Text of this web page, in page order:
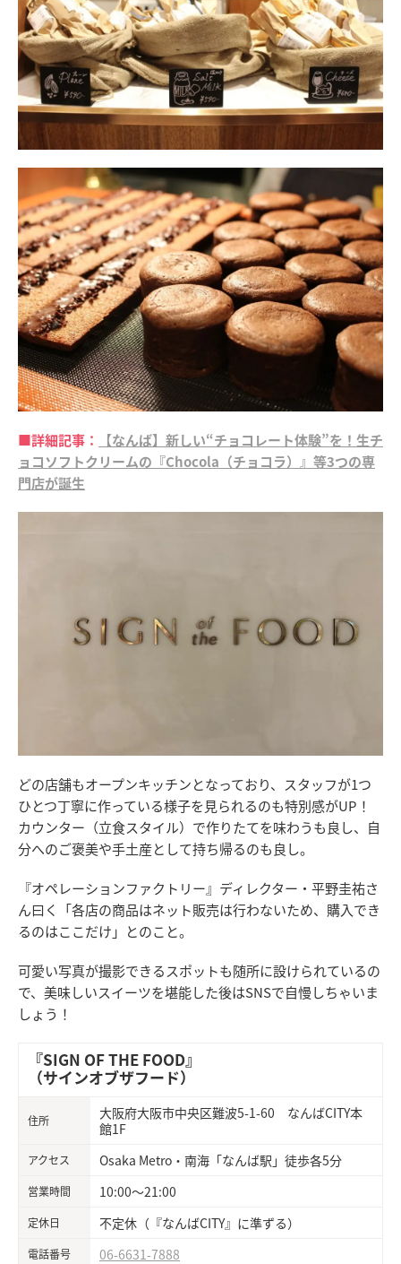
■詳細記事：
【なんば】新しい“チョコレート体験”を！生チ
ョコソフトクリームの『Chocola（チョコラ）』等3つの専
門店が誕生
どの店舗もオープンキッチンとなっており、スタッフが1つ
ひとつ丁寧に作っている様子を見られるのも特別感がUP！
カウンター（立食スタイル）で作りたてを味わうも良し、自
分へのご褒美や手土産として持ち帰るのも良し。
『オペレーションファクトリー』ディレクター・平野圭祐さ
ん曰く「各店の商品はネット販売は行わないため、購入でき
るのはここだけ」とのこと。
可愛い写真が撮影できるスポットも随所に設けられているの
で、美味しいスイーツを堪能した後はSNSで自慢しちゃいま
しょう！
『SIGN OF THE FOOD』
（サインオブザフード）
住所
大阪府大阪市中央区難波5-1-60 なんばCITY本
館1F
アクセス Osaka Metro・南海「なんば駅」徒歩各5分
営業時間 10:00～21:00
定休日 不定休（『なんばCITY』に準ずる）
電話番号 06-6631-7888